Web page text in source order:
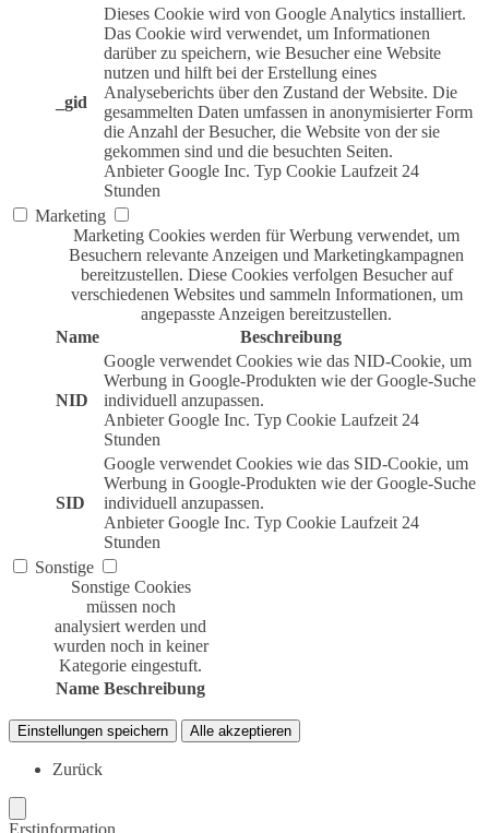
_gid
Dieses Cookie wird von Google Analytics installiert.
Das Cookie wird verwendet, um Informationen
darüber zu speichern, wie Besucher eine Website
nutzen und hilft bei der Erstellung eines
Analyseberichts über den Zustand der Website. Die
gesammelten Daten umfassen in anonymisierter Form
die Anzahl der Besucher, die Website von der sie
gekommen sind und die besuchten Seiten.
Anbieter Google Inc. Typ Cookie Laufzeit 24
Stunden
Marketing
Marketing Cookies werden für Werbung verwendet, um
Besuchern relevante Anzeigen und Marketingkampagnen
bereitzustellen. Diese Cookies verfolgen Besucher auf
verschiedenen Websites und sammeln Informationen, um
angepasste Anzeigen bereitzustellen.
Name
Beschreibung
NID
Google verwendet Cookies wie das NID-Cookie, um
Werbung in Google-Produkten wie der Google-Suche
individuell anzupassen.
Anbieter Google Inc. Typ Cookie Laufzeit 24
Stunden
SID
Google verwendet Cookies wie das SID-Cookie, um
Werbung in Google-Produkten wie der Google-Suche
individuell anzupassen.
Anbieter Google Inc. Typ Cookie Laufzeit 24
Stunden
Sonstige
Sonstige Cookies
müssen noch
analysiert werden und
wurden noch in keiner
Kategorie eingestuft.
Name Beschreibung
Einstellungen speichern Alle akzeptieren
Zurück
Erstinformation